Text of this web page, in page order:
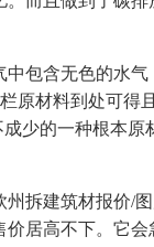
包含无色的水气
原材料到处可得
少的一种根本
建筑材报价/图
居高不下。它